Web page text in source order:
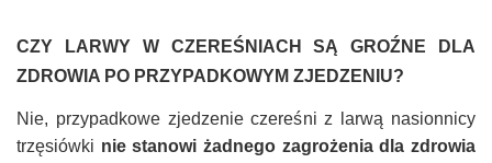
CZY LARWY W CZEREŚNIACH SĄ GROŹNE DLA
ZDROWIA PO PRZYPADKOWYM ZJEDZENIU?
Nie, przypadkowe zjedzenie czereśni z larwą nasionnicy
trzęsiówki nie stanowi żadnego zagrożenia dla zdrowia